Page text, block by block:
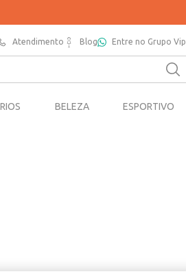
Atendimento Blog Entre no Grupo Vip
BELEZA ESPORTIVO